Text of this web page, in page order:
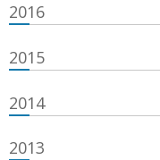
2016
2015
2014
2013